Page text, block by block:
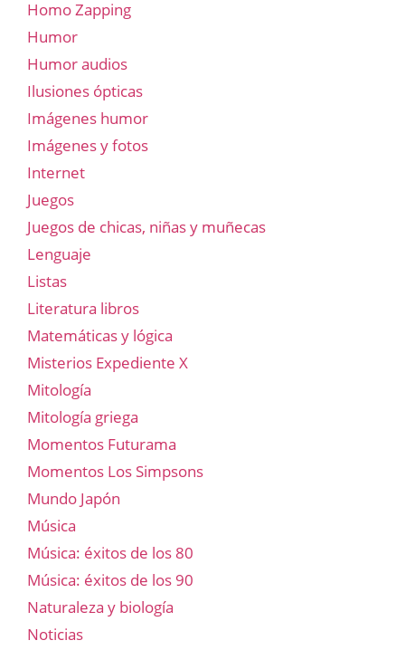
Homo Zapping
Humor
Humor audios
Ilusiones ópticas
Imágenes humor
Imágenes y fotos
Internet
Juegos
Juegos de chicas, niñas y muñecas
Lenguaje
Listas
Literatura libros
Matemáticas y lógica
Misterios Expediente X
Mitología
Mitología griega
Momentos Futurama
Momentos Los Simpsons
Mundo Japón
Música
Música: éxitos de los 80
Música: éxitos de los 90
Naturaleza y biología
Noticias